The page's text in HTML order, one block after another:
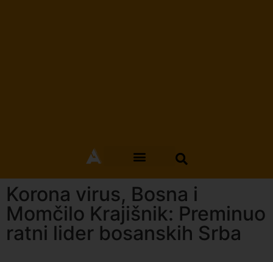
Korona virus, Bosna i
Momčilo Krajišnik: Preminuo
ratni lider bosanskih Srba